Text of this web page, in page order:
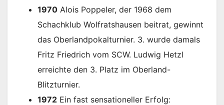
1970 Alois Poppeler, der 1968 dem
Schachklub Wolfratshausen beitrat, gewinnt
das Oberlandpokalturnier. 3. wurde damals
Fritz Friedrich vom SCW. Ludwig Hetzl
erreichte den 3. Platz im Oberland-
Blitzturnier.
1972 Ein fast sensationeller Erfolg: